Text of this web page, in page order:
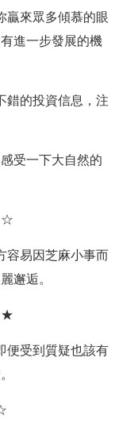
贏來眾多傾慕的眼
進一步發展的機
錯的投資信息，注
受一下大自然的
容易因芝麻小事而
邂逅。
便受到質疑也該有